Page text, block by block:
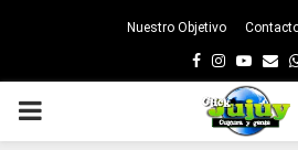
Nuestro Objetivo
Facebook
Instagram
PRIMARY